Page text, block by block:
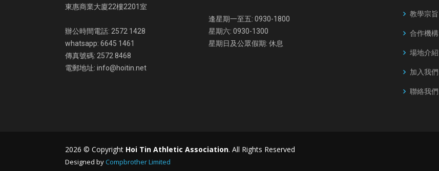
東惠商業大廈22樓2201室
辦公時間電話: 2572 1428
whatsapp: 6645 1461
傳真號碼: 2572 8468
電郵地址: info@hoitin.net
逢星期一至五: 0930-1800
星期六: 0930-1300
星期日及公眾假期: 休息
教學宗旨
合作機構
場地介紹
加入我們
聯絡我們
2026 © Copyright Hoi Tin Athletic Association. All Rights Reserved
Designed byCompbrother Limited